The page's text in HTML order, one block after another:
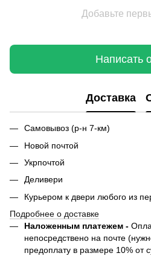
Добавьте
Написать
Доставка
Самовывоз (р-н 7-км)
Новой почтой
Укрпочтой
Деливери
Курьером к двери любого из
Подробнее о доставке
Наложенным платежем -
непосредствено на почте
предоплату в размере 10% от